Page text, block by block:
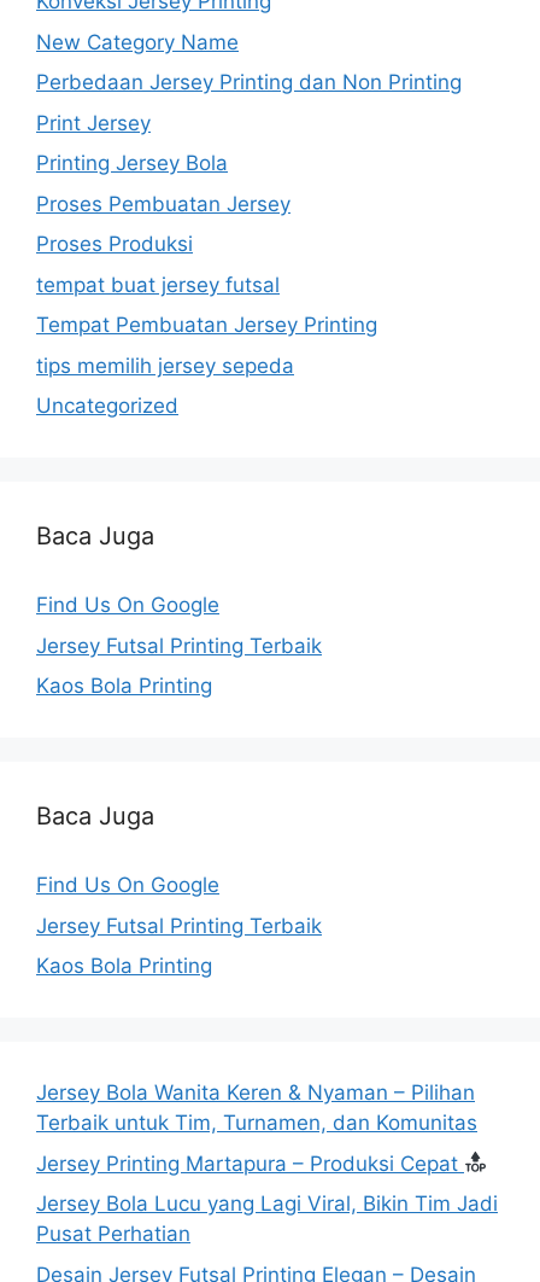
New Category Name
Perbedaan Jersey Printing dan Non Printing
Print Jersey
Printing Jersey Bola
Proses Pembuatan Jersey
Proses Produksi
tempat buat jersey futsal
Tempat Pembuatan Jersey Printing
tips memilih jersey sepeda
Uncategorized
Baca Juga
Find Us On Google
Jersey Futsal Printing Terbaik
Kaos Bola Printing
Baca Juga
Find Us On Google
Jersey Futsal Printing Terbaik
Kaos Bola Printing
Jersey Bola Wanita Keren & Nyaman – Pilihan
Terbaik untuk Tim, Turnamen, dan Komunitas
Jersey Printing Martapura – Produksi Cepat
Jersey Bola Lucu yang Lagi Viral, Bikin Tim Jadi
Pusat Perhatian
Desain Jersey Futsal Printing Elegan – Desain